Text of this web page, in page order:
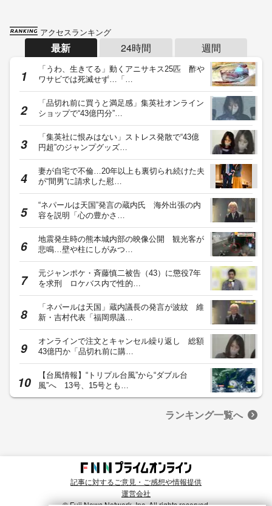
アクセスランキング
最新 24時間 週間
「うわ、生きてる」動くアニサキス25匹 酢や
ワサビでは死滅せず…「…
「品切れ前に買うと満足感」集英社オンライン
ショップで“43億円分”…
「集英社に恨みはない」ストレス発散で“43億
円超”のジャンプグッズ…
妻が自宅で不倫…20年以上も裏切られ続けた夫
が“間男”に請求した慰…
“ネパールは天国”発言の蔵内氏 海外出張の内
容を説明「心の豊かさ…
地震発生時の熊本城内部の映像公開 観光客が
悲鳴…壁や柱にしがみつ…
元ジャンポケ・斉藤慎二被告（43）に懲役7年
を求刑 ロケバス内で性的…
「ネパールは天国」蔵内議長の発言が波紋 維
新・吉村代表「福岡県議…
オンラインで注文とキャンセル繰り返し 総額
43億円か「品切れ前に購…
【台風情報】“トリプル台風”から“ダブル台
風”へ 13号、15号とも…
ランキング一覧へ
記事に対するご意見・ご感想や情報提供
運営会社